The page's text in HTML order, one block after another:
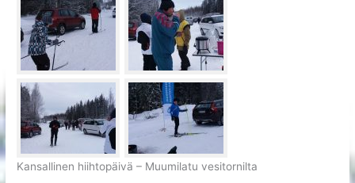
Kansallinen hiihtopäivä – Muumilatu vesitornilta